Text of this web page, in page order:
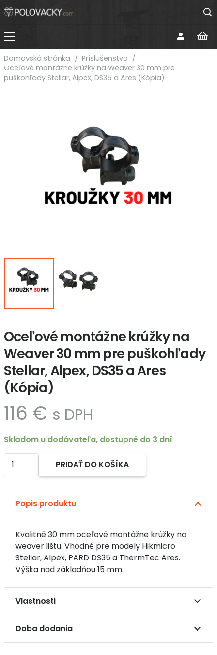
Domovská stránka / Príslušenstvo /
Oceľové montážne krúžky na Weaver 30 mm pre
puškohľady Stellar, Alpex, DS35 a Ares (Kópia)
Oceľové montážne krúžky na
Weaver 30 mm pre puškohľady
Stellar, Alpex, DS35 a Ares
(Kópia)
116 € s DPH
Skladom u dodávateľa, dostupné do 3 dní
množstvo
Oceľové
montážne
krúžky
mm
pre
puškohľady
Stellar,
Alpex,
DS35
(Kópia)
PRIDAŤ DO KOŠÍKA
Alternative:
Popis produktu
Kvalitné 30 mm oceľové montážne krúžky na
weaver lištu. Vhodné pre modely Hikmicro
Stellar, Alpex, PARD DS35 a ThermTec Ares.
Výška nad základňou 15 mm.
Vlastnosti
Doba dodania